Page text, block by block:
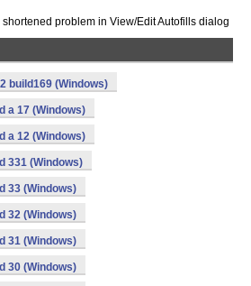
problem in View/Edit Autofills dialog
build169 (Windows)
a 17 (Windows)
a 12 (Windows)
331 (Windows)
33 (Windows)
32 (Windows)
31 (Windows)
30 (Windows)